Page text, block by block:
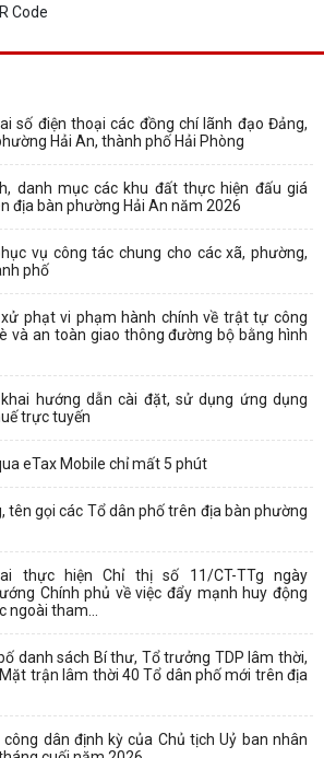
số điện thoại các đồng chí lãnh đạo Đảng,
Hải An, thành phố Hải Phòng
danh mục các khu đất thực hiện đấu giá
địa bàn phường Hải An năm 2026
vụ công tác chung cho các xã, phường,
phố
xử phạt vi phạm hành chính về trật tự công
và an toàn giao thông đường bộ bằng hình
hướng dẫn cài đặt, sử dụng ứng dụng
trực tuyến
eTax Mobile chỉ mất 5 phút
tên gọi các Tổ dân phố trên địa bàn phường
thực hiện Chỉ thị số 11/CT-TTg ngày
Chính phủ về việc đẩy mạnh huy động
tham...
danh sách Bí thư, Tổ trưởng TDP lâm thời,
trận lâm thời 40 Tổ dân phố mới trên địa
công dân định kỳ của Chủ tịch Uỷ ban nhân